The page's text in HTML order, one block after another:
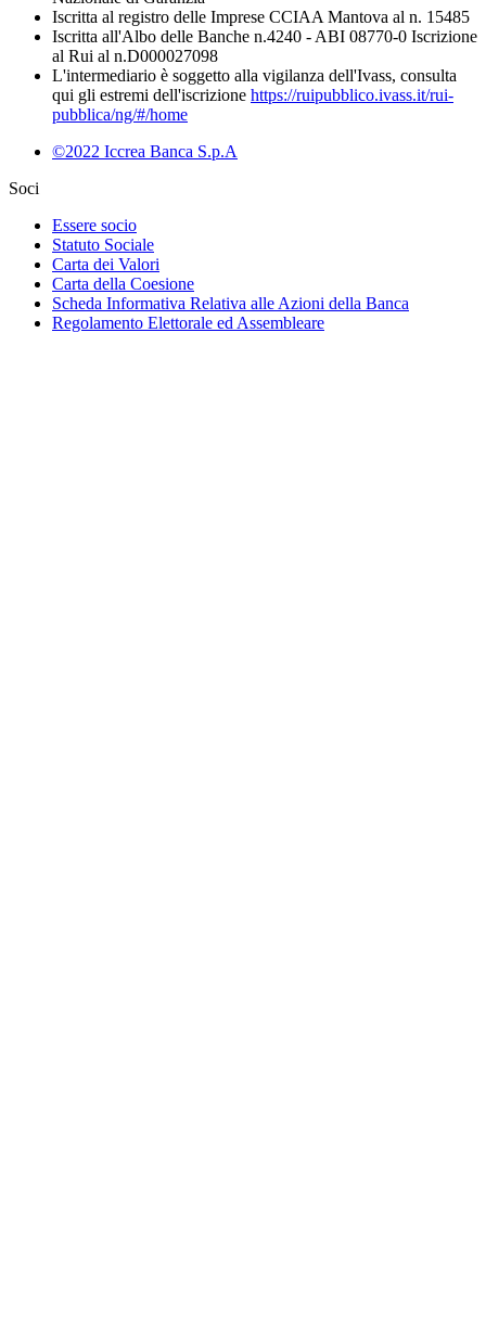
Iscritta al registro delle Imprese CCIAA Mantova al n. 15485
Iscritta all'Albo delle Banche n.4240 - ABI 08770-0 Iscrizione
al Rui al n.D000027098
L'intermediario è soggetto alla vigilanza dell'Ivass, consulta
qui gli estremi dell'iscrizione https://ruipubblico.ivass.it/rui-
pubblica/ng/#/home
©2022 Iccrea Banca S.p.A
Soci
Essere socio
Statuto Sociale
Carta dei Valori
Carta della Coesione
Scheda Informativa Relativa alle Azioni della Banca
Regolamento Elettorale ed Assembleare